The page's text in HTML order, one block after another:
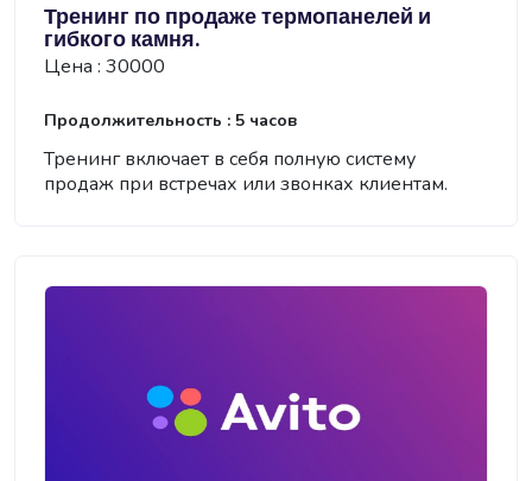
Тренинг по продаже термопанелей и
гибкого камня.
Цена : 30000
Продолжительность : 5 часов
​Тренинг включает в себя полную систему
продаж при встречах или звонках клиентам.